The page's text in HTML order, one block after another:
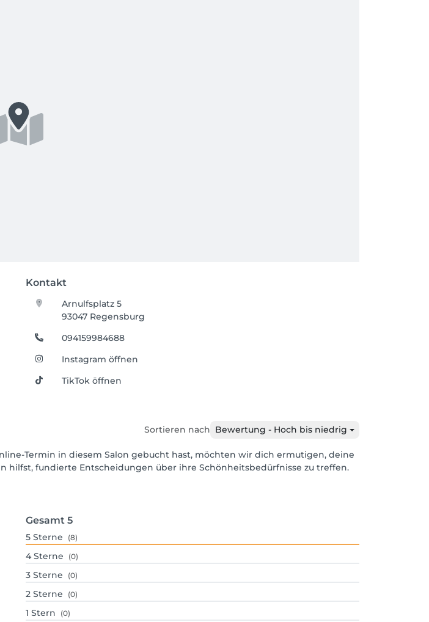
Kontakt
Arnulfsplatz 5
93047 Regensburg
094159984688
Instagram öffnen
TikTok öffnen
Sortieren nach Bewertung - Hoch bis niedrig
Termin in diesem Salon gebucht hast, möchten wir dich ermutigen, deine
fundierte Entscheidungen über ihre Schönheitsbedürfnisse zu treffen.
Gesamt 5
5 Sterne (8)
4 Sterne (0)
3 Sterne (0)
2 Sterne (0)
1 Stern (0)